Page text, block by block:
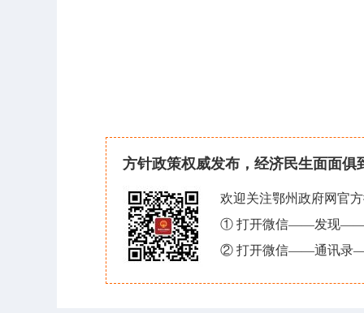
方针政策权威发布，经济民生面面俱
欢迎关注鄂州政府网官
① 打开微信——发现——
② 打开微信——通讯录